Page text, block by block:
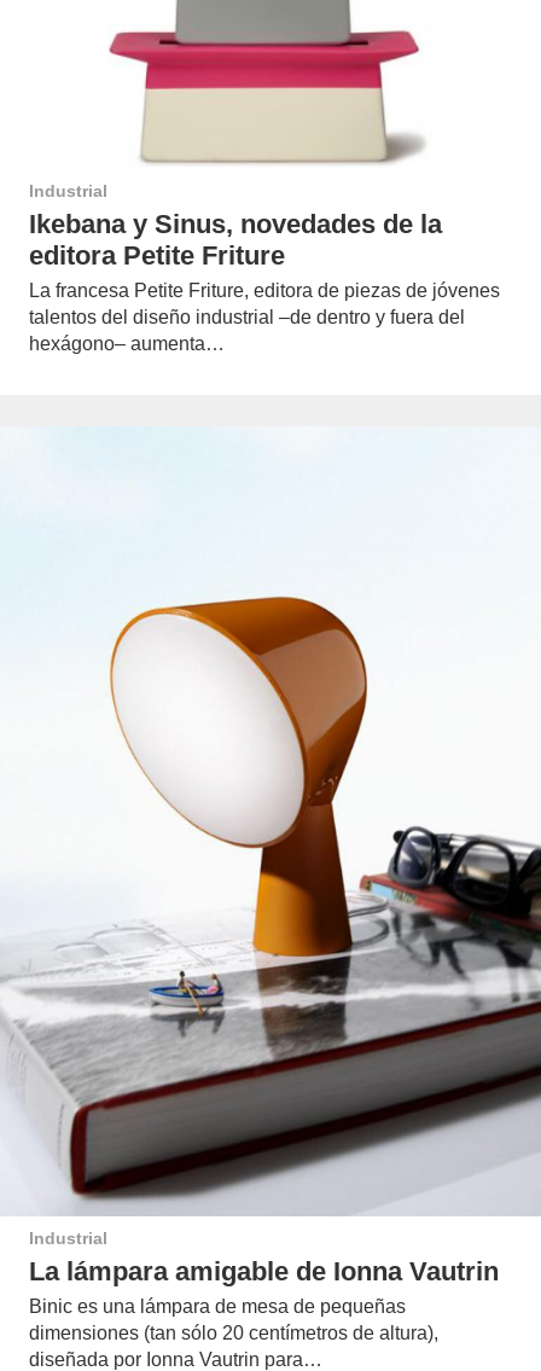
Industrial
Ikebana y Sinus, novedades de la
editora Petite Friture
La francesa Petite Friture, editora de piezas de jóvenes
talentos del diseño industrial –de dentro y fuera del
hexágono– aumenta…
Industrial
La lámpara amigable de Ionna Vautrin
Binic es una lámpara de mesa de pequeñas
dimensiones (tan sólo 20 centímetros de altura),
diseñada por Ionna Vautrin para…